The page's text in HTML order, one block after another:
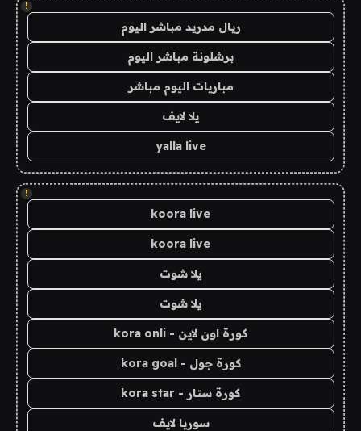
!
ريال مدريد مباشر اليوم
برشلونة مباشر اليوم
مباريات اليوم مباشر
يلا لايف
yalla live
!
koora live
koora live
يلا شوت
يلا شوت
كورة اون لاين - kora onli
كورة جول - kora goal
كورة ستار - kora star
سوريا لايف